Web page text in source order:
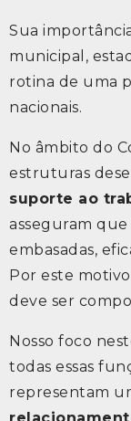
Sua
municipal,
rotina de uma
nacionais.
No âmbito do
estruturas
suporte ao
asseguram que
embasadas,
Por este
deve ser
Nosso foco
todas essas
representam